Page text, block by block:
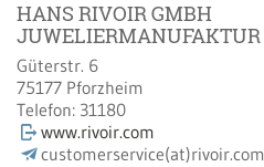
HANS RIVOIR GMBH
JUWELIERMANUFAKTUR
Güterstr. 6
75177 Pforzheim
Telefon: 31180
www.rivoir.com
customerservice(at)rivoir.com